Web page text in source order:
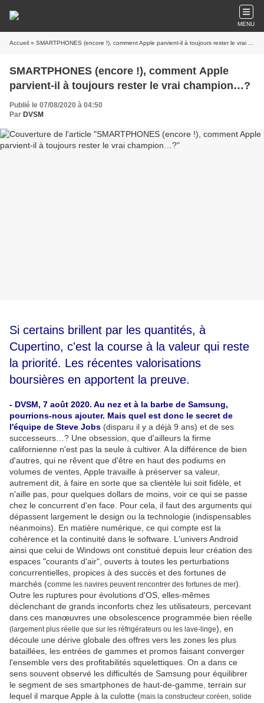
MENU
Accueil » SMARTPHONES (encore !), comment Apple parvient-il à toujours rester le vrai champion…?
SMARTPHONES (encore !), comment Apple
parvient-il à toujours rester le vrai champion…?
Publié le 07/08/2020 à 04:50
Par DVSM
Si certains brillent par les quantités, à
Cupertino, c'est la course à la valeur qui reste
la priorité. Les récentes valorisations
boursières en apportent la preuve.
- DVSM, 7 août 2020. Au nez et à la barbe de Samsung,
pourrions-nous ajouter. Mais quel est donc le secret de
l'équipe de Steve Jobs (disparu il y a déjà 9 ans) et de ses
successeurs…? Une obsession, que d'ailleurs la firme
californienne n'est pas la seule à cultiver. A la différence de bien
d'autres, qui ne rêvent que d'être en haut des podiums en
volumes de ventes, Apple travaille à préserver sa valeur,
autrement dit, à faire en sorte que sa clientèle lui soit fidèle, et
n'aille pas, pour quelques dollars de moins, voir ce qui se passe
chez le concurrent d'en face. Pour cela, il faut des arguments qui
dépassent largement le design ou la technologie (indispensables
néanmoins). En matière numérique, ce qui compte est la
cohérence et la continuité dans le software. L'univers Android
ainsi que celui de Windows ont constitué depuis leur création des
espaces "courants d'air", ouverts à toutes les perturbations
concurrentielles, propices à des succès et des fortunes de
marchés (comme les navires peuvent rencontrer des fortunes de mer).
Outre les ruptures pour évolutions d'OS, elles-mêmes
déclenchant de grands inconforts chez les utilisateurs, percevant
dans ces manœuvres une obsolescence programmée bien réelle
(largement plus réelle que sur les réfrigérateurs ou les lave-linge), en
découle une dérive globale des offres vers les zones les plus
bataillées, les entrées de gammes et promos faisant converger
l'ensemble vers des profitabilités squelettiques. On a dans ce
sens souvent observé les difficultés de Samsung pour équilibrer
le segment de ses smartphones de haut-de-gamme, terrain sur
lequel il marque Apple à la culotte (mais la constructeur coréen, solide